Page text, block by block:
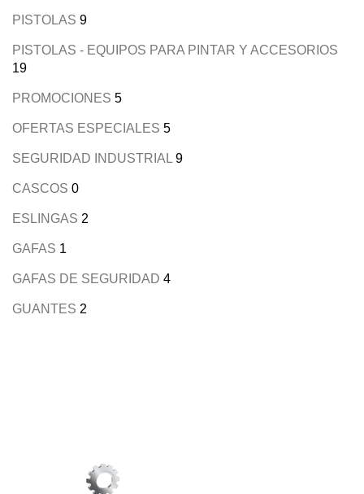
PISTOLAS 9
PISTOLAS - EQUIPOS PARA PINTAR Y ACCESORIOS
19
PROMOCIONES 5
OFERTAS ESPECIALES 5
SEGURIDAD INDUSTRIAL 9
CASCOS 0
ESLINGAS 2
GAFAS 1
GAFAS DE SEGURIDAD 4
GUANTES 2